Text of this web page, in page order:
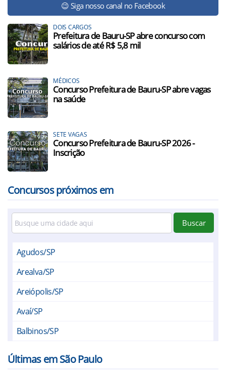
😉 Siga nosso canal no Facebook
DOIS CARGOS
Prefeitura de Bauru-SP abre concurso com
salários de até R$ 5,8 mil
MÉDICOS
Concurso Prefeitura de Bauru-SP abre vagas
na saúde
SETE VAGAS
Concurso Prefeitura de Bauru-SP 2026 -
Inscrição
Concursos próximos em
Buscar
Agudos/SP
Arealva/SP
Areiópolis/SP
Avaí/SP
Balbinos/SP
Últimas em São Paulo